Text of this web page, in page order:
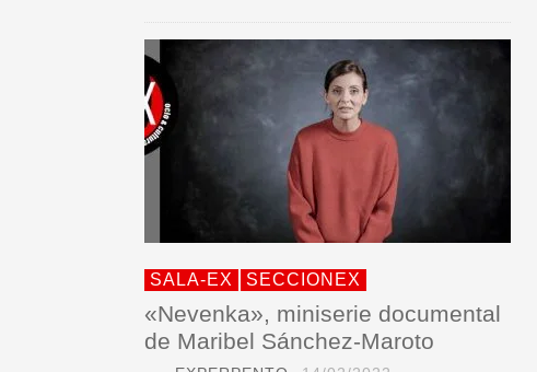
SALA-EX SECCIONEX
«Nevenka», miniserie documental
de Maribel Sánchez-Maroto